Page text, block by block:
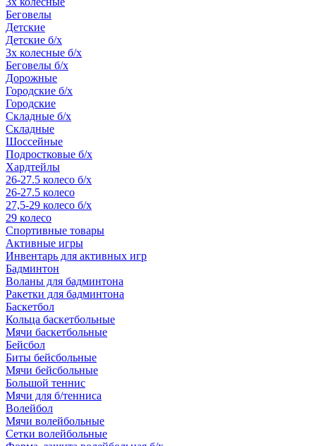
Беговелы
Детские
Детские б/х
3х колесные б/х
Беговелы б/х
Дорожные
Городские б/х
Городские
Складные б/х
Складные
Шоссейные
Подростковые б/х
Хардтейлы
26-27.5 колесо б/х
26-27.5 колесо
27,5-29 колесо б/х
29 колесо
Спортивные товары
Активные игры
Инвентарь для активных игр
Бадминтон
Воланы для бадминтона
Ракетки для бадминтона
Баскетбол
Кольца баскетбольные
Мячи баскетбольные
Бейсбол
Биты бейсбольные
Мячи бейсбольные
Большой теннис
Мячи для б/тенниса
Волейбол
Мячи волейбольные
Сетки волейбольные